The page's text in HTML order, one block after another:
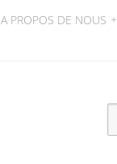
A PROPOS DE NOUS +